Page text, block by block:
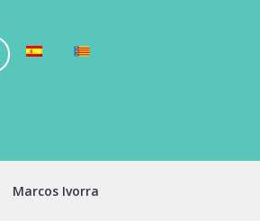
Marcos Ivorra